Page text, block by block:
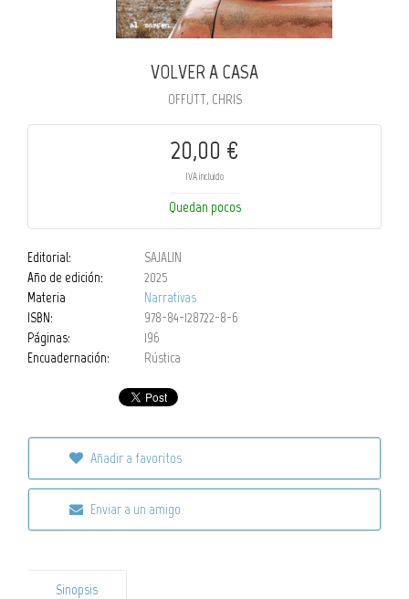
VOLVER A CASA
OFFUTT, CHRIS
20,00 €
IVA incluido
Quedan pocos
Editorial:
SAJALIN
Año de edición:
2025
Materia
Narrativas
ISBN:
978-84-128722-8-6
Páginas:
196
Encuadernación:
Rústica
Añadir a favoritos
Enviar a un amigo
Sinopsis